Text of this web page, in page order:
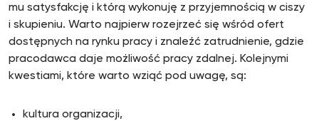
mu satysfakcję i którą wykonuję z przyjemnością w ciszy
i skupieniu. Warto najpierw rozejrzeć się wśród ofert
dostępnych na rynku pracy i znaleźć zatrudnienie, gdzie
pracodawca daje możliwość pracy zdalnej. Kolejnymi
kwestiami, które warto wziąć pod uwagę, są:
kultura organizacji,